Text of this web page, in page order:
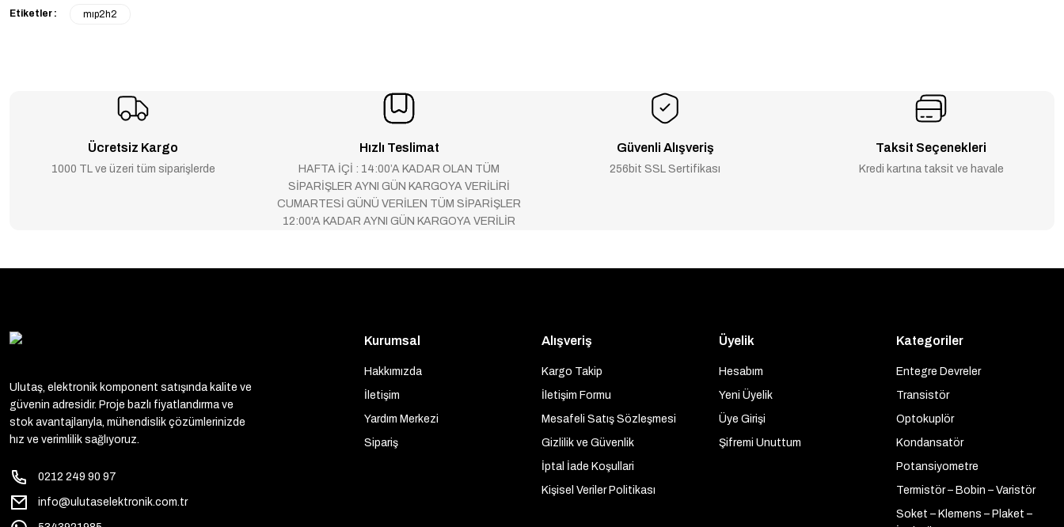
Etiketler : mıp2h2
Ücretsiz Kargo
1000 TL ve üzeri tüm siparişlerde
Hızlı Teslimat
HAFTA İÇİ : 14:00’A KADAR OLAN TÜM
SİPARİŞLER AYNI GÜN KARGOYA VERİLİRİ
CUMARTESİ GÜNÜ VERİLEN TÜM SİPARİŞLER
12:00'A KADAR AYNI GÜN KARGOYA VERİLİR
Güvenli Alışveriş
256bit SSL Sertifikası
Taksit Seçenekleri
Kredi kartına taksit ve havale
Ulutaş, elektronik komponent satışında kalite ve
güvenin adresidir. Proje bazlı fiyatlandırma ve
stok avantajlarıyla, mühendislik çözümlerinizde
hız ve verimlilik sağlıyoruz.
0212 249 90 97
info@ulutaselektronik.com.tr
Kurumsal
Hakkımızda
İletişim
Yardım Merkezi
Sipariş
Alışveriş
Kargo Takip
İletişim Formu
Mesafeli Satış Sözleşmesi
Gizlilik ve Güvenlik
İptal İade Koşullari
Kişisel Veriler Politikası
Üyelik
Hesabım
Yeni Üyelik
Üye Girişi
Şifremi Unuttum
Kategoriler
Entegre Devreler
Transistör
Optokuplör
Kondansatör
Potansiyometre
Termistör – Bobin – Varistör
Soket – Klemens – Plaket –